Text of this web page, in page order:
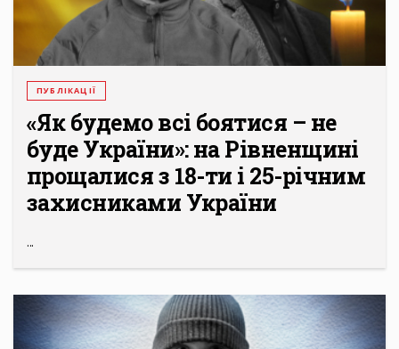
ПУБЛІКАЦІЇ
«Як будемо всі боятися – не
буде України»: на Рівненщині
прощалися з 18-ти і 25-річним
захисниками України
...